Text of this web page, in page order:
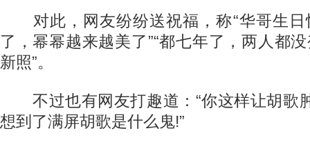
对此，网友纷纷送祝福，称“华哥生日
了，幂幂越来越美了”“都七年了，两人都
新照”。
不过也有网友打趣道：“你这样让胡歌
想到了满屏胡歌是什么鬼!”